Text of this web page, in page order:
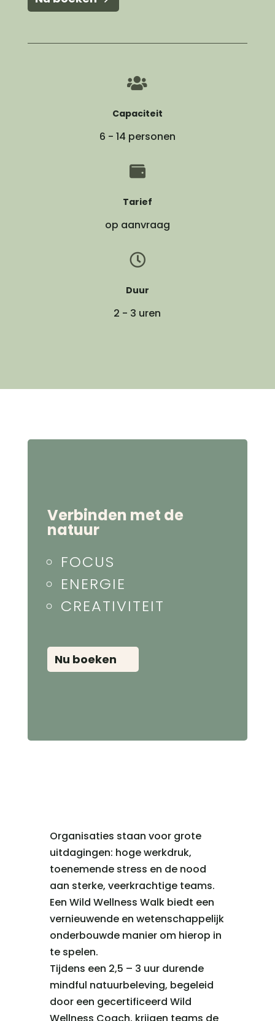

Capaciteit
6 - 14 personen

Tarief
op aanvraag

Duur
2 - 3 uren
Verbinden met de
natuur
FOCUS
ENERGIE
CREATIVITEIT
Nu boeken
Organisaties staan voor grote
uitdagingen: hoge werkdruk,
toenemende stress en de nood
aan sterke, veerkrachtige teams.
Een Wild Wellness Walk biedt een
vernieuwende en wetenschappelijk
onderbouwde manier om hierop in
te spelen.
Tijdens een 2,5 – 3 uur durende
mindful natuurbeleving, begeleid
door een gecertificeerd Wild